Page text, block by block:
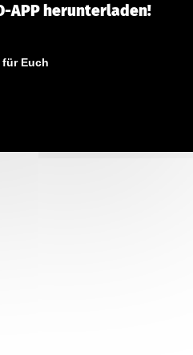
APP herunterladen!
für Euch